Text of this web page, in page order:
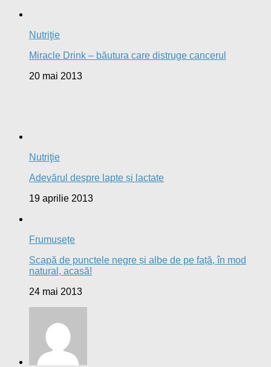
Nutriţie
Miracle Drink – băutura care distruge cancerul
20 mai 2013
Nutriţie
Adevărul despre lapte și lactate
19 aprilie 2013
Frumusețe
Scapă de punctele negre și albe de pe față, în mod
natural, acasă!
24 mai 2013